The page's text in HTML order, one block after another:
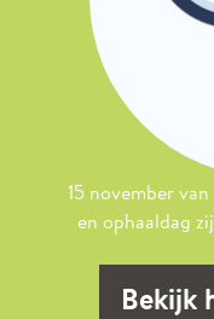
15 november
en ophaaldag
Bekijk